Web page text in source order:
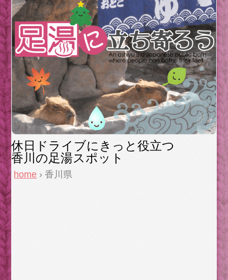
休日ドライブにきっと役立つ
香川の足湯スポット
home › 香川県